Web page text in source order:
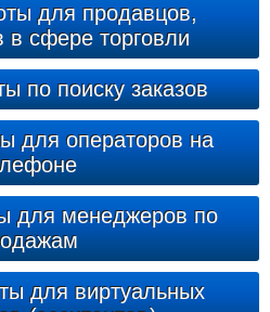
для продавцов,
в сфере торговли
по поиску заказов
для операторов на
для менеджеров по
для виртуальных